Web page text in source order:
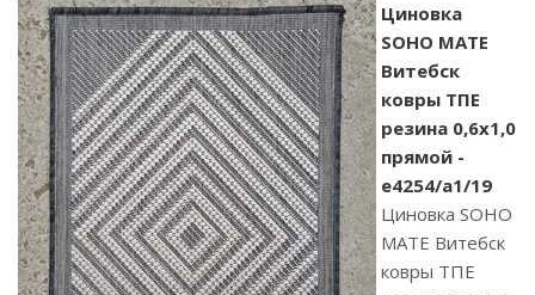
Циновка
SOHO MATE
Витебск
ковры ТПЕ
резина 0,6х1,0
прямой -
e4254/a1/19
Циновка SOHO
MATE Витебск
ковры ТПЕ